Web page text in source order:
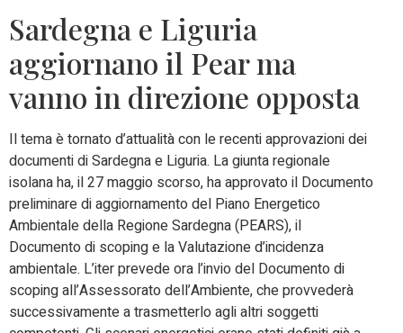
Sardegna e Liguria
aggiornano il Pear ma
vanno in direzione opposta
Il tema è tornato d’attualità con le recenti approvazioni dei
documenti di Sardegna e Liguria. La giunta regionale
isolana ha, il 27 maggio scorso, ha approvato il Documento
preliminare di aggiornamento del Piano Energetico
Ambientale della Regione Sardegna (PEARS), il
Documento di scoping e la Valutazione d’incidenza
ambientale. L’iter prevede ora l’invio del Documento di
scoping all’Assessorato dell’Ambiente, che provvederà
successivamente a trasmetterlo agli altri soggetti